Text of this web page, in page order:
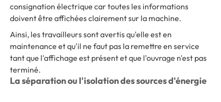
consignation électrique car toutes les informations
doivent être affichées clairement sur la machine.
Ainsi, les travailleurs sont avertis qu'elle est en
maintenance et qu'il ne faut pas la remettre en service
tant que l'affichage est présent et que l'ouvrage n'est pas
terminé.
La séparation ou l'isolation des sources d'énergie